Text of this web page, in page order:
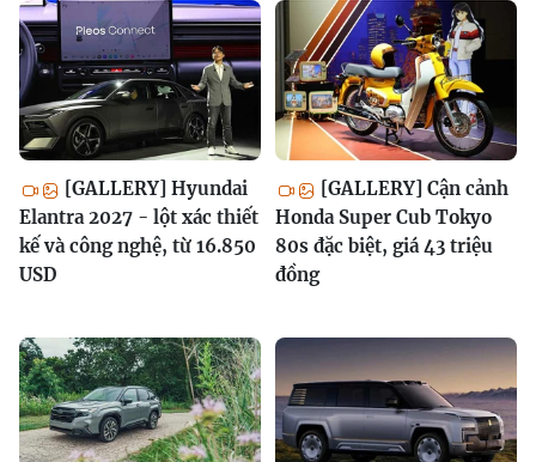
[GALLERY] Hyundai
Elantra 2027 - lột xác thiết
kế và công nghệ, từ 16.850
USD
[GALLERY] Cận cảnh
Honda Super Cub Tokyo
80s đặc biệt, giá 43 triệu
đồng